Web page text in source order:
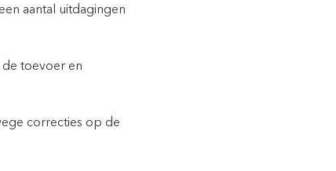
aantal uitdagingen
de toevoer en
correcties op de